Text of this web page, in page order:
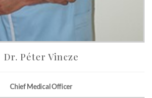
Dr. Péter Vincze
Chief Medical Officer